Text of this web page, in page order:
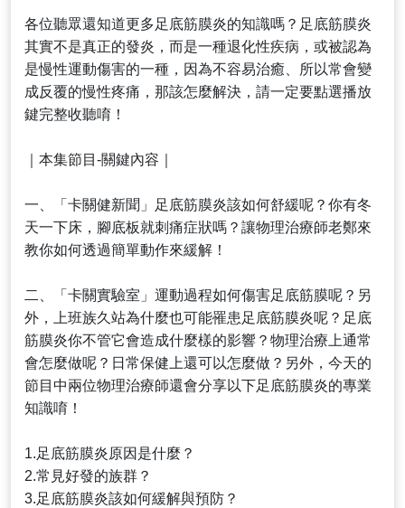
各位聽眾還知道更多足底筋膜炎的知識嗎？足底筋膜炎
其實不是真正的發炎，而是一種退化性疾病，或被認為
是慢性運動傷害的一種，因為不容易治癒、所以常會變
成反覆的慢性疼痛，那該怎麼解決，請一定要點選播放
鍵完整收聽唷！
｜本集節目-關鍵內容｜
一、「卡關健新聞」足底筋膜炎該如何舒緩呢？你有冬
天一下床，腳底板就刺痛症狀嗎？讓物理治療師老鄭來
教你如何透過簡單動作來緩解！
二、「卡關實驗室」運動過程如何傷害足底筋膜呢？另
外，上班族久站為什麼也可能罹患足底筋膜炎呢？足底
筋膜炎你不管它會造成什麼樣的影響？物理治療上通常
會怎麼做呢？日常保健上還可以怎麼做？另外，今天的
節目中兩位物理治療師還會分享以下足底筋膜炎的專業
知識唷！
1.足底筋膜炎原因是什麼？
2.常見好發的族群？
3.足底筋膜炎該如何緩解與預防？